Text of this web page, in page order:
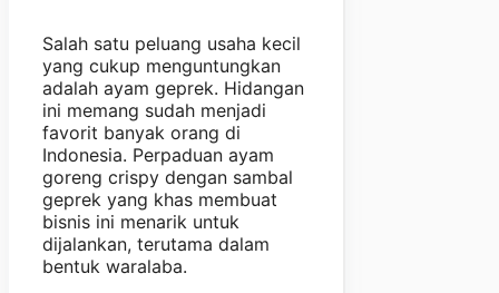
Salah satu peluang usaha kecil
yang cukup menguntungkan
adalah ayam geprek. Hidangan
ini memang sudah menjadi
favorit banyak orang di
Indonesia. Perpaduan ayam
goreng crispy dengan sambal
geprek yang khas membuat
bisnis ini menarik untuk
dijalankan, terutama dalam
bentuk waralaba.